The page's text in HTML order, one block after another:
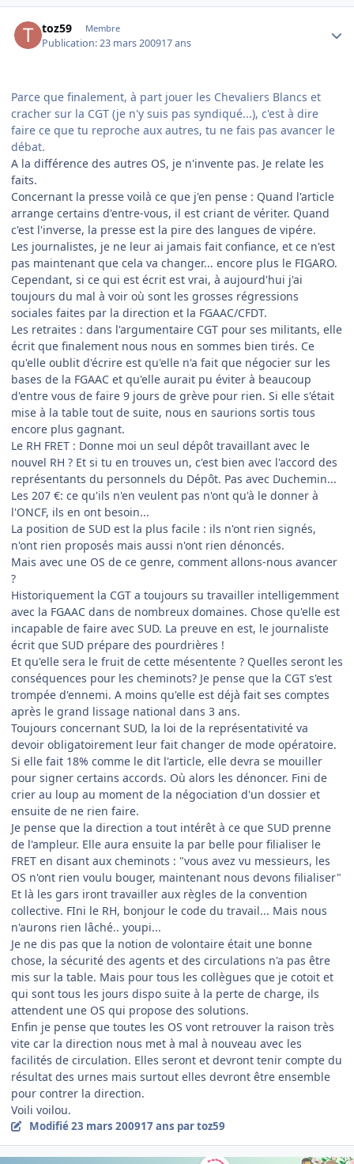
toz59 Membre
Publication:23 mars 200917 ans
Parce que finalement, à part jouer les Chevaliers Blancs et
cracher sur la CGT (je n'y suis pas syndiqué...), c'est à dire
faire ce que tu reproche aux autres, tu ne fais pas avancer le
débat.
A la différence des autres OS, je n'invente pas. Je relate les
faits.
Concernant la presse voilà ce que j'en pense : Quand l'article
arrange certains d'entre-vous, il est criant de vériter. Quand
c'est l'inverse, la presse est la pire des langues de vipére.
Les journalistes, je ne leur ai jamais fait confiance, et ce n'est
pas maintenant que cela va changer... encore plus le FIGARO.
Cependant, si ce qui est écrit est vrai, à aujourd'hui j'ai
toujours du mal à voir où sont les grosses régressions
sociales faites par la direction et la FGAAC/CFDT.
Les retraites : dans l'argumentaire CGT pour ses militants, elle
écrit que finalement nous nous en sommes bien tirés. Ce
qu'elle oublit d'écrire est qu'elle n'a fait que négocier sur les
bases de la FGAAC et qu'elle aurait pu éviter à beaucoup
d'entre vous de faire 9 jours de grève pour rien. Si elle s'était
mise à la table tout de suite, nous en saurions sortis tous
encore plus gagnant.
Le RH FRET : Donne moi un seul dépôt travaillant avec le
nouvel RH ? Et si tu en trouves un, c'est bien avec l'accord des
représentants du personnels du Dépôt. Pas avec Duchemin...
Les 207 €: ce qu'ils n'en veulent pas n'ont qu'à le donner à
l'ONCF, ils en ont besoin...
La position de SUD est la plus facile : ils n'ont rien signés,
n'ont rien proposés mais aussi n'ont rien dénoncés.
Mais avec une OS de ce genre, comment allons-nous avancer
?
Historiquement la CGT a toujours su travailler intelligemment
avec la FGAAC dans de nombreux domaines. Chose qu'elle est
incapable de faire avec SUD. La preuve en est, le journaliste
écrit que SUD prépare des pourdrières !
Et qu'elle sera le fruit de cette mésentente ? Quelles seront les
conséquences pour les cheminots? Je pense que la CGT s'est
trompée d'ennemi. A moins qu'elle est déjà fait ses comptes
après le grand lissage national dans 3 ans.
Toujours concernant SUD, la loi de la représentativité va
devoir obligatoirement leur fait changer de mode opératoire.
Si elle fait 18% comme le dit l'article, elle devra se mouiller
pour signer certains accords. Où alors les dénoncer. Fini de
crier au loup au moment de la négociation d'un dossier et
ensuite de ne rien faire.
Je pense que la direction a tout intérêt à ce que SUD prenne
de l'ampleur. Elle aura ensuite la par belle pour filialiser le
FRET en disant aux cheminots : "vous avez vu messieurs, les
OS n'ont rien voulu bouger, maintenant nous devons filialiser"
Et là les gars iront travailler aux règles de la convention
collective. FIni le RH, bonjour le code du travail... Mais nous
n'aurons rien lâché.. youpi...
Je ne dis pas que la notion de volontaire était une bonne
chose, la sécurité des agents et des circulations n'a pas être
mis sur la table. Mais pour tous les collègues que je cotoit et
qui sont tous les jours dispo suite à la perte de charge, ils
attendent une OS qui propose des solutions.
Enfin je pense que toutes les OS vont retrouver la raison très
vite car la direction nous met à mal à nouveau avec les
facilités de circulation. Elles seront et devront tenir compte du
résultat des urnes mais surtout elles devront être ensemble
pour contrer la direction.
Voili voilou.
Modifié23 mars 200917 ans par toz59